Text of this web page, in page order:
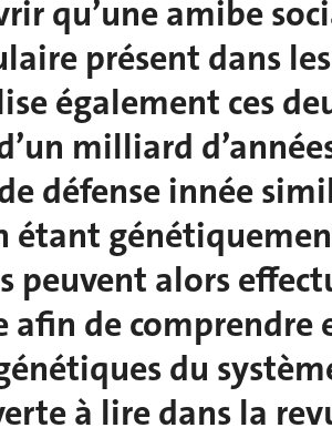
qu’une amibe
présent dans
également ces
milliard
défense innée
étant
peuvent alors
de comprendre
du
à lire dans la